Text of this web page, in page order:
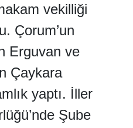
vekilliği
Çorum’un
Erguvan ve
Çaykara
yaptı. İller
Şube